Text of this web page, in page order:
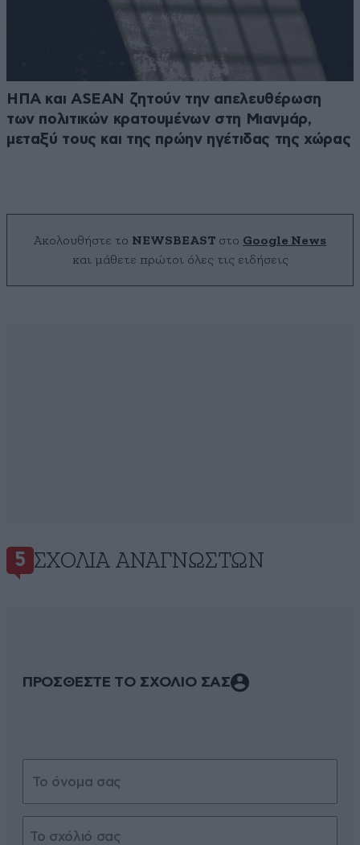
ΗΠΑ και ASEAN ζητούν την απελευθέρωση
των πολιτικών κρατουμένων στη Μιανμάρ,
μεταξύ τους και της πρώην ηγέτιδας της χώρας
Ακολουθήστε το NEWSBEAST στο Google News
και μάθετε πρώτοι όλες τις ειδήσεις
5 ΣΧΌΛΙΑ ΑΝΑΓΝΩΣΤΏΝ
ΠΡΟΣΘΕΣΤΕ ΤΟ ΣΧΟΛΙΟ ΣΑΣ